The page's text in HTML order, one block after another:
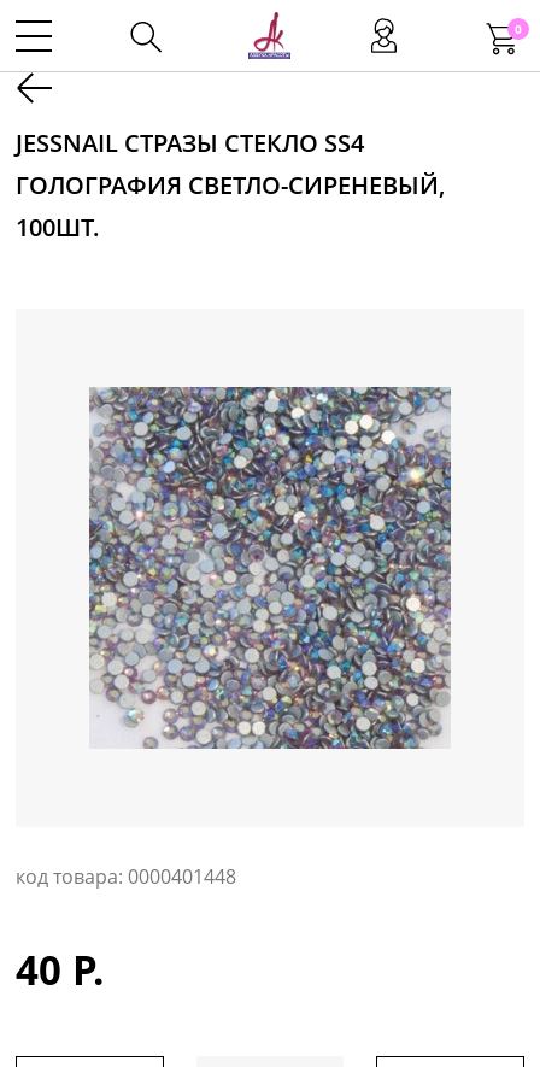
0
Инструменты
Маникюр
Одноразовая продукция
Уход за кожей
JESSNAIL СТРАЗЫ СТЕКЛО SS4
ГОЛОГРАФИЯ СВЕТЛО-СИРЕНЕВЫЙ,
100ШТ.
код товара: 0000401448
40 Р.